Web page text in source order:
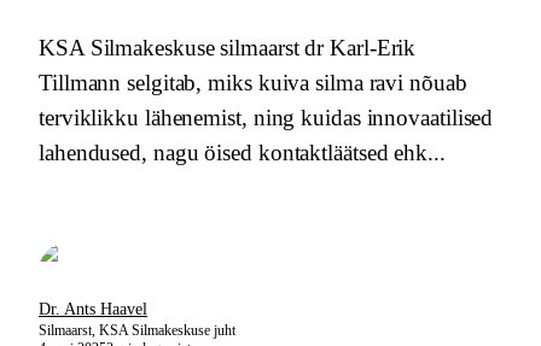
KSA Silmakeskuse silmaarst dr Karl-Erik
Tillmann selgitab, miks kuiva silma ravi nõuab
terviklikku lähenemist, ning kuidas innovaatilised
lahendused, nagu öised kontaktläätsed ehk...
Dr. Ants Haavel
Silmaarst, KSA Silmakeskuse juht